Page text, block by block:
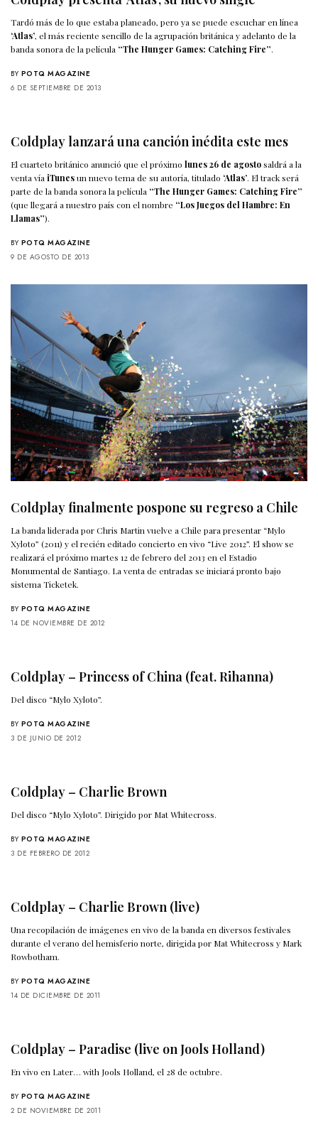
Tardó más de lo que estaba planeado, pero ya se puede escuchar en línea
‘Atlas’, el más reciente sencillo de la agrupación británica y adelanto de la
banda sonora de la película “The Hunger Games: Catching Fire”.
BY POTQ MAGAZINE
6 DE SEPTIEMBRE DE 2013
Coldplay lanzará una canción inédita este mes
El cuarteto británico anunció que el próximolunes 26 de agostosaldrá a la
venta víaiTunesun nuevo tema de su autoría, titulado ‘Atlas’. El track será
parte de la banda sonora la película “The Hunger Games: Catching Fire”
(que llegará a nuestro país con el nombre “Los Juegos del Hambre: En
Llamas”).
BY POTQ MAGAZINE
9 DE AGOSTO DE 2013
Coldplay finalmente pospone su regreso a Chile
La banda liderada por Chris Martin vuelve a Chile para presentar “Mylo
Xyloto” (2011) y el recién editado concierto en vivo “Live 2012”. El show se
realizará el próximo martes 12 de febrero del 2013 en el Estadio
Monumental de Santiago. La venta de entradas se iniciará pronto bajo
sistema Ticketek.
BY POTQ MAGAZINE
14 DE NOVIEMBRE DE 2012
Coldplay – Princess of China (feat. Rihanna)
Del disco “Mylo Xyloto”.
BY POTQ MAGAZINE
3 DE JUNIO DE 2012
Coldplay – Charlie Brown
Del disco “Mylo Xyloto”. Dirigido por Mat Whitecross.
BY POTQ MAGAZINE
3 DE FEBRERO DE 2012
Coldplay – Charlie Brown (live)
Una recopilación de imágenes en vivo de la banda en diversos festivales
durante el verano del hemisferio norte, dirigida por Mat Whitecross y Mark
Rowbotham.
BY POTQ MAGAZINE
14 DE DICIEMBRE DE 2011
Coldplay – Paradise (live on Jools Holland)
En vivo en Later… with Jools Holland, el 28 de octubre.
BY POTQ MAGAZINE
2 DE NOVIEMBRE DE 2011